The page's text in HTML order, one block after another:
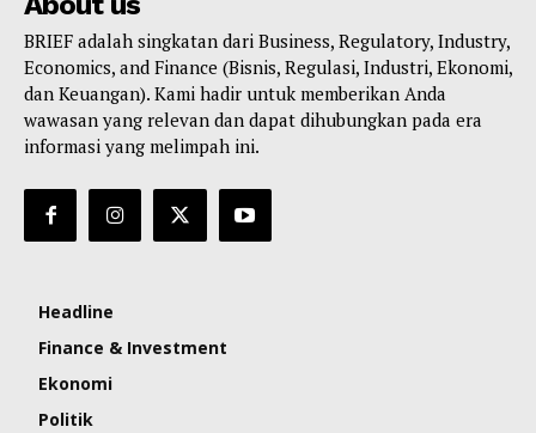
BRIEF adalah singkatan dari Business, Regulatory, Industry,
Economics, and Finance (Bisnis, Regulasi, Industri, Ekonomi,
dan Keuangan). Kami hadir untuk memberikan Anda
wawasan yang relevan dan dapat dihubungkan pada era
informasi yang melimpah ini.
Headline
Finance & Investment
Ekonomi
Politik